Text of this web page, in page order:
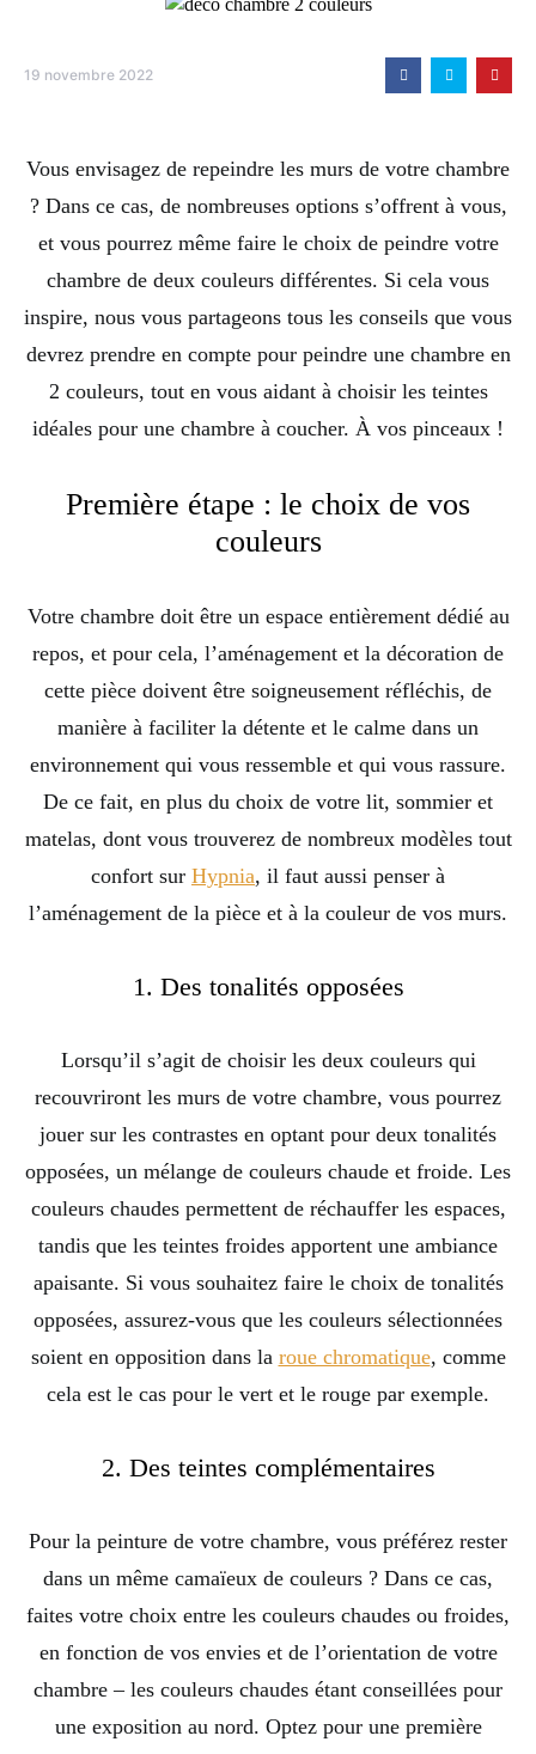
19 novembre 2022
Vous envisagez de repeindre les murs de votre chambre
? Dans ce cas, de nombreuses options s’offrent à vous,
et vous pourrez même faire le choix de peindre votre
chambre de deux couleurs différentes. Si cela vous
inspire, nous vous partageons tous les conseils que vous
devrez prendre en compte pour peindre une chambre en
2 couleurs, tout en vous aidant à choisir les teintes
idéales pour une chambre à coucher. À vos pinceaux !
Première étape : le choix de vos
couleurs
Votre chambre doit être un espace entièrement dédié au
repos, et pour cela, l’aménagement et la décoration de
cette pièce doivent être soigneusement réfléchis, de
manière à faciliter la détente et le calme dans un
environnement qui vous ressemble et qui vous rassure.
De ce fait, en plus du choix de votre lit, sommier et
matelas, dont vous trouverez de nombreux modèles tout
confort sur Hypnia, il faut aussi penser à
l’aménagement de la pièce et à la couleur de vos murs.
1. Des tonalités opposées
Lorsqu’il s’agit de choisir les deux couleurs qui
recouvriront les murs de votre chambre, vous pourrez
jouer sur les contrastes en optant pour deux tonalités
opposées, un mélange de couleurs chaude et froide. Les
couleurs chaudes permettent de réchauffer les espaces,
tandis que les teintes froides apportent une ambiance
apaisante. Si vous souhaitez faire le choix de tonalités
opposées, assurez-vous que les couleurs sélectionnées
soient en opposition dans la roue chromatique, comme
cela est le cas pour le vert et le rouge par exemple.
2. Des teintes complémentaires
Pour la peinture de votre chambre, vous préférez rester
dans un même camaïeux de couleurs ? Dans ce cas,
faites votre choix entre les couleurs chaudes ou froides,
en fonction de vos envies et de l’orientation de votre
chambre – les couleurs chaudes étant conseillées pour
une exposition au nord. Optez pour une première